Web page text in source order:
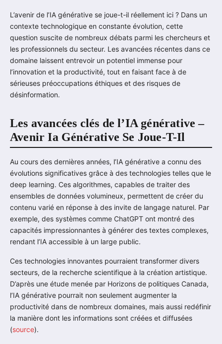
L’avenir de l’IA générative se joue-t-il réellement ici ? Dans un
contexte technologique en constante évolution, cette
question suscite de nombreux débats parmi les chercheurs et
les professionnels du secteur. Les avancées récentes dans ce
domaine laissent entrevoir un potentiel immense pour
l’innovation et la productivité, tout en faisant face à de
sérieuses préoccupations éthiques et des risques de
désinformation.
Les avancées clés de l’IA générative –
Avenir Ia Générative Se Joue-T-Il
Au cours des dernières années, l’IA générative a connu des
évolutions significatives grâce à des technologies telles que le
deep learning. Ces algorithmes, capables de traiter des
ensembles de données volumineux, permettent de créer du
contenu varié en réponse à des invite de langage naturel. Par
exemple, des systèmes comme ChatGPT ont montré des
capacités impressionnantes à générer des textes complexes,
rendant l’IA accessible à un large public.
Ces technologies innovantes pourraient transformer divers
secteurs, de la recherche scientifique à la création artistique.
D’après une étude menée par Horizons de politiques Canada,
l’IA générative pourrait non seulement augmenter la
productivité dans de nombreux domaines, mais aussi redéfinir
la manière dont les informations sont créées et diffusées
(source).